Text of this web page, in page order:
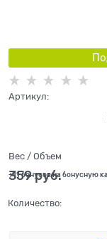
Артикул:
Вес / Объем
359 руб.
+11 бонусов на бонусную
Количество: